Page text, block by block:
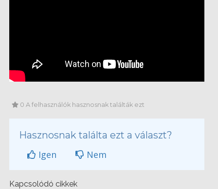
0 A felhasználók hasznosnak találták ezt
Hasznosnak találta ezt a választ?
Igen
Nem
Kapcsolódó cikkek